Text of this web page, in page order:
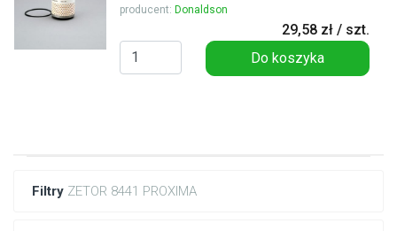
Filtry ZETOR 8441 PROXIMA
producent: Donaldson
29,58 zł / szt.
Do koszyka